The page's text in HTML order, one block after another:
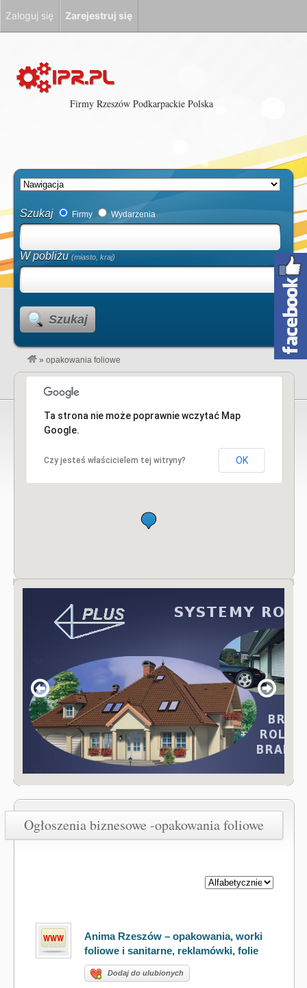
Firmy Rzeszów Podkarpackie Polska
Szukaj Firmy Wydarzenia
W pobliżu (miasto, kraj)
Szukaj
» opakowania foliowe
Ta strona nie może poprawnie wczytać Map
Google.
Czy jesteś właścicielem tej witryny? OK
Ogłoszenia biznesowe -opakowania foliowe
Anima Rzeszów – opakowania, worki
foliowe i sanitarne, reklamówki, folie
Dodaj do ulubionych
Zaloguj się Zarejestruj się